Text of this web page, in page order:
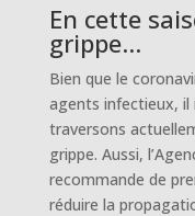
En cette
grippe…
Bien que le
agents infectieux, il
traversons
grippe. Aussi,
recommande de
réduire la